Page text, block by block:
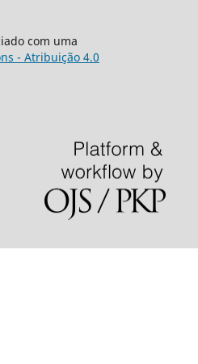
com uma
- Atribuição 4.0